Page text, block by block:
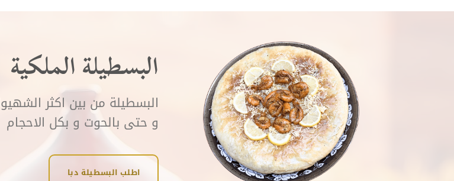
البسطيلة الملكية
البسطيلة من بين اكثر
و حتى بالحوت و بكل الاحجام
اطلب البسطيلة دبا